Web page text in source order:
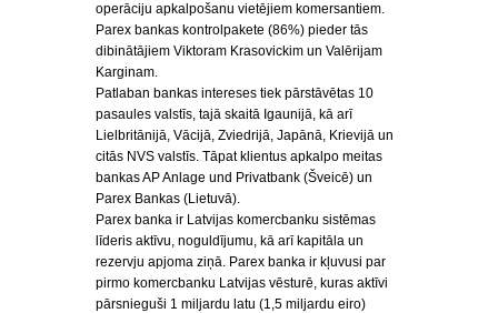
operāciju apkalpošanu vietējiem komersantiem.
Parex bankas kontrolpakete (86%) pieder tās
dibinātājiem Viktoram Krasovickim un Valērijam
Karginam.
Patlaban bankas intereses tiek pārstāvētas 10
pasaules valstīs, tajā skaitā Igaunijā, kā arī
Lielbritānijā, Vācijā, Zviedrijā, Japānā, Krievijā un
citās NVS valstīs. Tāpat klientus apkalpo meitas
bankas AP Anlage und Privatbank (Šveicē) un
Parex Bankas (Lietuvā).
Parex banka ir Latvijas komercbanku sistēmas
līderis aktīvu, noguldījumu, kā arī kapitāla un
rezervju apjoma ziņā. Parex banka ir kļuvusi par
pirmo komercbanku Latvijas vēsturē, kuras aktīvi
pārsnieguši 1 miljardu latu (1,5 miljardu eiro)